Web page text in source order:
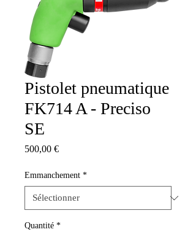
Pistolet pneumatique
FK714 A - Preciso
SE
500,00 €Prix
Emmanchement *
Quantité *